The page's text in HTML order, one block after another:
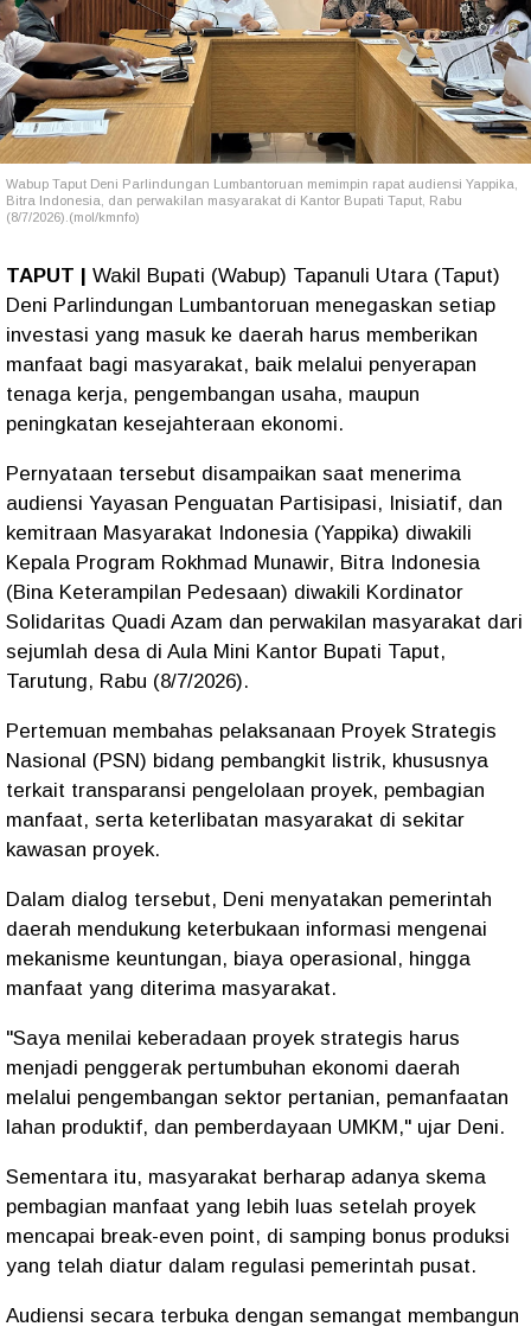
Wabup Taput Deni Parlindungan Lumbantoruan memimpin rapat audiensi Yappika,
Bitra Indonesia, dan perwakilan masyarakat di Kantor Bupati Taput, Rabu
(8/7/2026).(mol/kmnfo)
TAPUT | Wakil Bupati (Wabup) Tapanuli Utara (Taput)
Deni Parlindungan Lumbantoruan menegaskan setiap
investasi yang masuk ke daerah harus memberikan
manfaat bagi masyarakat, baik melalui penyerapan
tenaga kerja, pengembangan usaha, maupun
peningkatan kesejahteraan ekonomi.
Pernyataan tersebut disampaikan saat menerima
audiensi Yayasan Penguatan Partisipasi, Inisiatif, dan
kemitraan Masyarakat Indonesia (Yappika) diwakili
Kepala Program Rokhmad Munawir, Bitra Indonesia
(Bina Keterampilan Pedesaan) diwakili Kordinator
Solidaritas Quadi Azam dan perwakilan masyarakat dari
sejumlah desa di Aula Mini Kantor Bupati Taput,
Tarutung, Rabu (8/7/2026).
Pertemuan membahas pelaksanaan Proyek Strategis
Nasional (PSN) bidang pembangkit listrik, khususnya
terkait transparansi pengelolaan proyek, pembagian
manfaat, serta keterlibatan masyarakat di sekitar
kawasan proyek.
Dalam dialog tersebut, Deni menyatakan pemerintah
daerah mendukung keterbukaan informasi mengenai
mekanisme keuntungan, biaya operasional, hingga
manfaat yang diterima masyarakat.
"Saya menilai keberadaan proyek strategis harus
menjadi penggerak pertumbuhan ekonomi daerah
melalui pengembangan sektor pertanian, pemanfaatan
lahan produktif, dan pemberdayaan UMKM," ujar Deni.
Sementara itu, masyarakat berharap adanya skema
pembagian manfaat yang lebih luas setelah proyek
mencapai break-even point, di samping bonus produksi
yang telah diatur dalam regulasi pemerintah pusat.
Audiensi secara terbuka dengan semangat membangun